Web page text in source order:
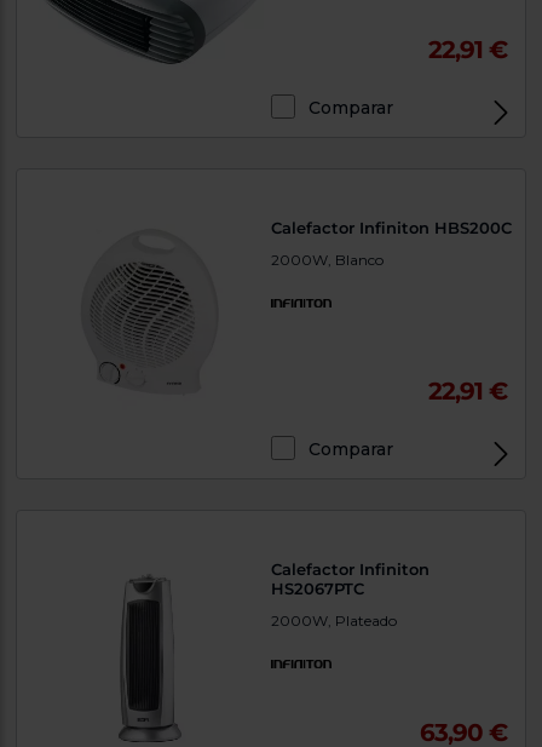
22,91 €
Comparar
Calefactor Infiniton HBS200C
2000W, Blanco
22,91 €
Comparar
Calefactor Infiniton
HS2067PTC
2000W, Plateado
63,90 €